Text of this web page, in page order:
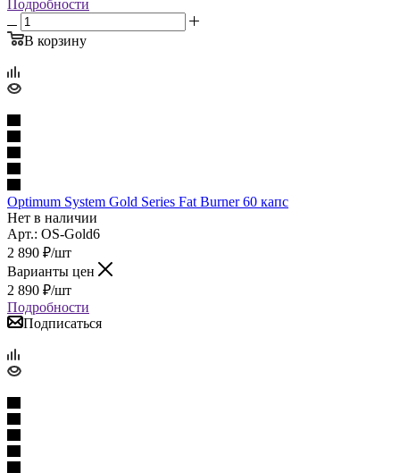
Подробности
В корзину
Optimum System Gold Series Fat Burner 60 капс
Нет в наличии
Арт.: OS-Gold6
2 890 ₽/шт
Варианты цен
2 890 ₽/шт
Подробности
Подписаться